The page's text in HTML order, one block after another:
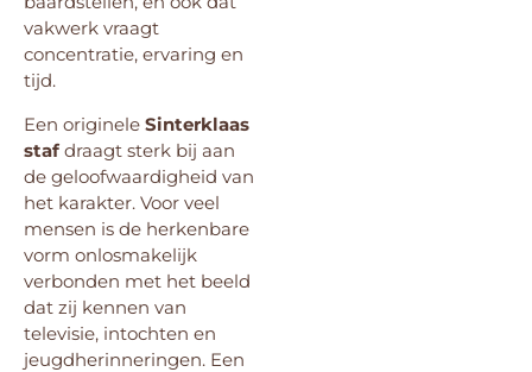
vakwerk vraagt
concentratie, ervaring en
tijd.
Een originele Sinterklaas
staf draagt sterk bij aan
de geloofwaardigheid van
het karakter. Voor veel
mensen is de herkenbare
vorm onlosmakelijk
verbonden met het beeld
dat zij kennen van
televisie, intochten en
jeugdherinneringen. Een